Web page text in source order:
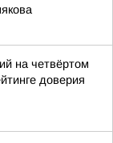
на четвёртом
доверия